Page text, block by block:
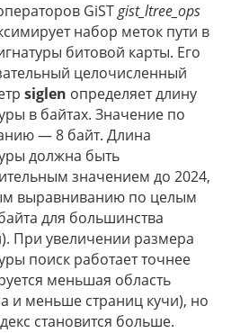
GiSTgist_ltree_ops
набор меток пути в
битовой карты. Его
целочисленный
siglen определяет длину
в байтах. Значение по
— 8 байт. Длина
должна быть
значением до 2024,
выравниванию по целым
для большинства
При увеличении размера
поиск работает точнее
меньшая область
и меньше страниц кучи), но
становится больше.